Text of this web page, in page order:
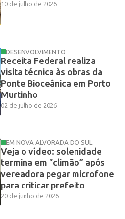
10 de julho de 2026
DESENVOLVIMENTO
Receita Federal realiza
visita técnica às obras da
Ponte Bioceânica em Porto
Murtinho
02 de julho de 2026
EM NOVA ALVORADA DO SUL
Veja o vídeo: solenidade
termina em “climão” após
vereadora pegar microfone
para criticar prefeito
20 de junho de 2026